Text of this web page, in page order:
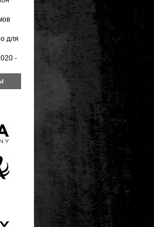
для
-